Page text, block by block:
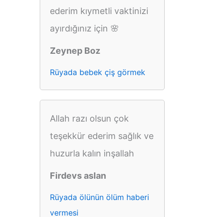
ederim kıymetli vaktinizi
ayırdığınız için 🌸
Zeynep Boz
Rüyada bebek çiş görmek
Allah razı olsun çok
teşekkür ederim sağlık ve
huzurla kalın inşallah
Firdevs aslan
Rüyada ölünün ölüm haberi
vermesi